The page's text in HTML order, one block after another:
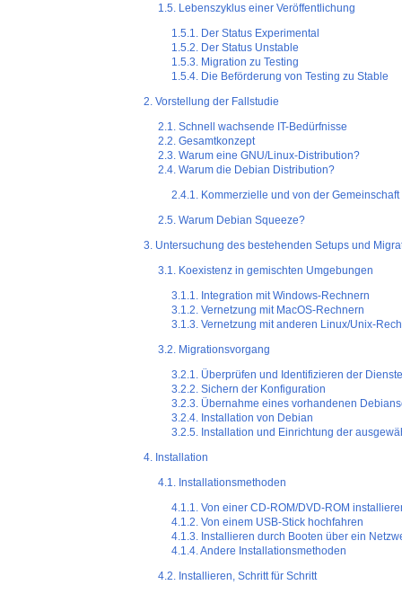
1.5. Lebenszyklus einer Veröffentlichung
1.5.1. Der Status Experimental
1.5.2. Der Status Unstable
1.5.3. Migration zuTesting
1.5.4. Die Beförderung vonTesting zuStable
2. Vorstellung der Fallstudie
2.1. Schnell wachsende IT-Bedürfnisse
2.2. Gesamtkonzept
2.3. Warum eine GNU/Linux-Distribution?
2.4. Warum die Debian Distribution?
2.4.1. Kommerzielle und von der
2.5. Warum Debian Squeeze?
3. Untersuchung des bestehenden Setups und
3.1. Koexistenz in gemischten Umgebungen
3.1.1. Integration mit Windows-Rechnern
3.1.2. Vernetzung mit MacOS-Rechnern
3.1.3. Vernetzung mit anderen Linux/Unix-
3.2. Migrationsvorgang
3.2.1. Überprüfen und Identifizieren der
3.2.2. Sichern der Konfiguration
3.2.3. Übernahme eines vorhandenen
3.2.4. Installation von Debian
3.2.5. Installation und Einrichtung der
4. Installation
4.1. Installationsmethoden
4.1.1. Von einer CD-ROM/DVD-ROM
4.1.2. Von einem USB-Stick hochfahren
4.1.3. Installieren durch Booten über ein
4.1.4. Andere Installationsmethoden
4.2. Installieren, Schritt für Schritt